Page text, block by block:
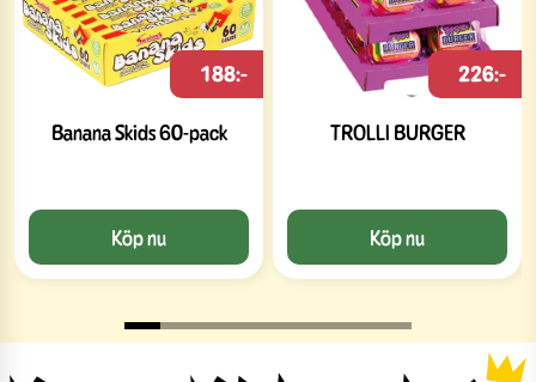
Banana Skids 60-pack
188:-
Köp nu
TROLLI BURGER
226:-
Köp nu